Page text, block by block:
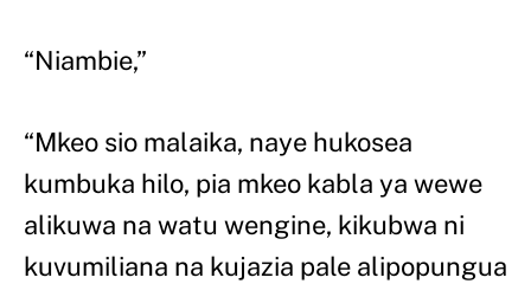
“Niambie,”
“Mkeo sio malaika, naye hukosea
kumbuka hilo, pia mkeo kabla ya wewe
alikuwa na watu wengine, kikubwa ni
kuvumiliana na kujazia pale alipopungua